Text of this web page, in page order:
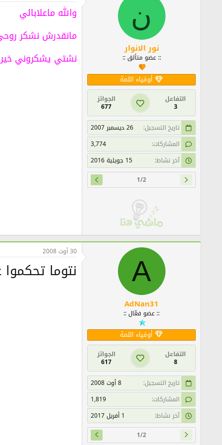
ن
نور الانوار
:: عضو متألق ::
أوفياء اللمة
التفاعل
3
الجوائز
677
تاريخ التسجيل
26 ديسمبر 2007
المشاركات
3,774
آخر نشاط
15 جويلية 2016
1/2
والله ماعلابالي
مانقدرش نشكر
نشتي يشكروني
A
AdNan31
:: عضو فعّال ::
أوفياء اللمة
التفاعل
8
الجوائز
617
تاريخ التسجيل
8 أوت 2008
المشاركات
1,819
آخر نشاط
1 أفريل 2017
1/2
30 أوت 2008
نتوما تحكموا